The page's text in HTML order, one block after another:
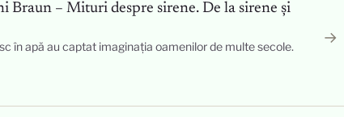
Braun – Mituri despre sirene. De la sirene și
în apă au captat imaginația oamenilor de multe secole.
→